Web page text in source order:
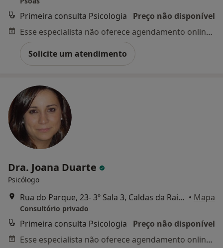
Primeira consulta Psicologia
Preço não disponível
Esse especialista não oferece agendamento online para esse endereço.
Solicite um atendimento
Dra. Joana Duarte
Psicólogo
Rua do Parque, 23- 3º Sala 3, Caldas da Rainha • Mapa
Consultório privado
Primeira consulta Psicologia
Preço não disponível
Esse especialista não oferece agendamento online para esse endereço.